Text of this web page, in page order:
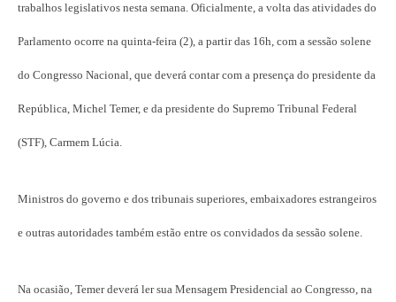
trabalhos legislativos nesta semana. Oficialmente, a volta das atividades do
Parlamento ocorre na quinta-feira (2), a partir das 16h, com a sessão solene
do Congresso Nacional, que deverá contar com a presença do presidente da
República, Michel Temer, e da presidente do Supremo Tribunal Federal
(STF), Carmem Lúcia.
Ministros do governo e dos tribunais superiores, embaixadores estrangeiros
e outras autoridades também estão entre os convidados da sessão solene.
Na ocasião, Temer deverá ler sua Mensagem Presidencial ao Congresso, na